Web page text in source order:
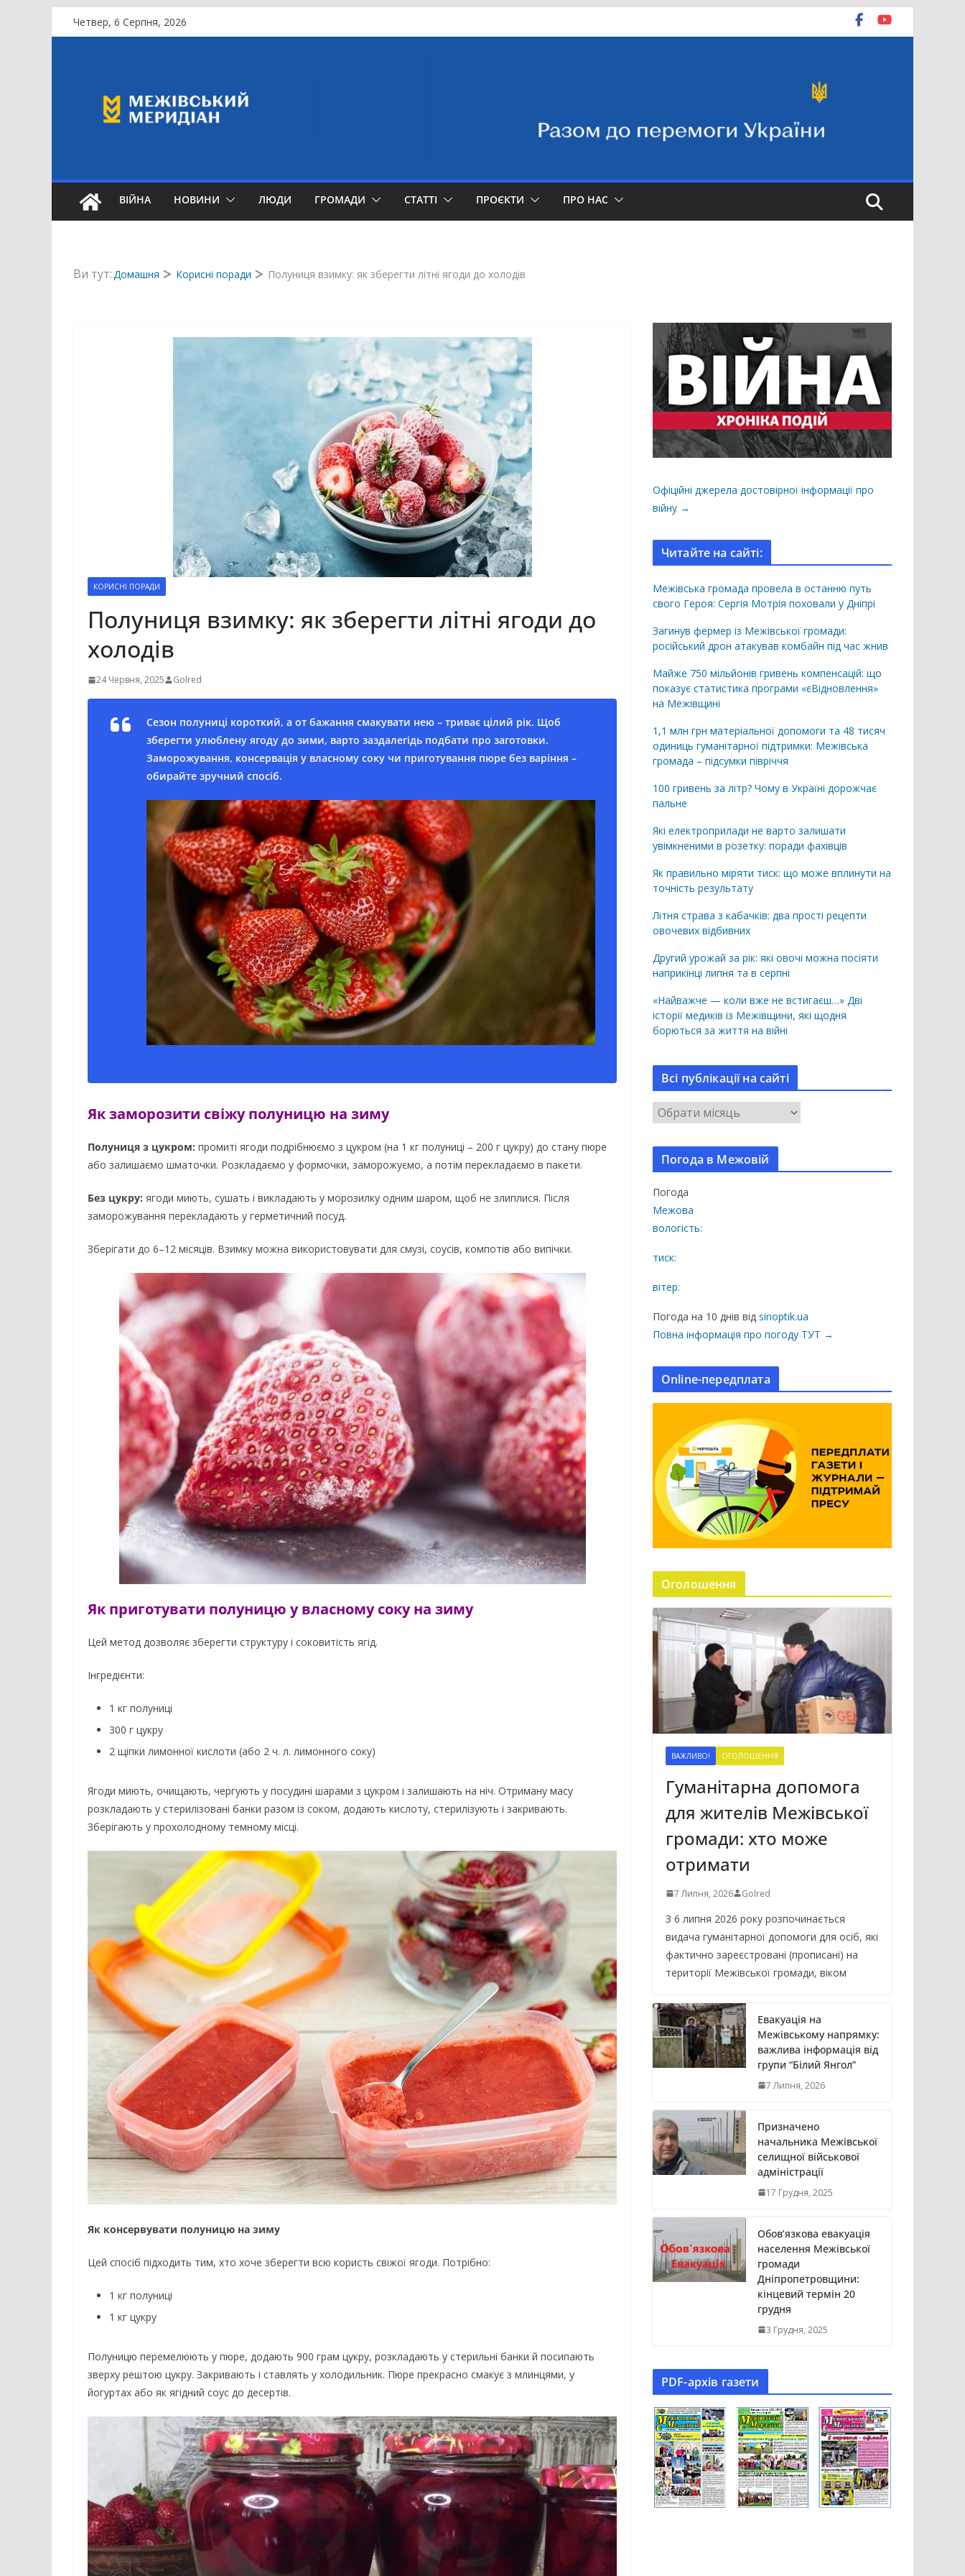
Перейти
до
Четвер, 6 Серпня, 2026
ВІЙНА НОВИНИ ЛЮДИ ГРОМАДИ СТАТТІ ПРОЄКТИ ПРО НАС
Ви тут:Домашня Корисні поради Полуниця взимку: як зберегти літні ягоди до холодів
КОРИСНІ ПОРАДИ
Полуниця взимку: як зберегти літні ягоди до
холодів
24 Червня, 2025 Golred
Сезон полуниці короткий, а от бажання смакувати нею – триває цілий рік. Щоб
зберегти улюблену ягоду до зими, варто заздалегідь подбати про заготовки.
Заморожування, консервація у власному соку чи приготування пюре без варіння –
обирайте зручний спосіб.
Як заморозити свіжу полуницю на зиму
Полуниця з цукром: промиті ягоди подрібнюємо з цукром (на 1 кг полуниці – 200 г цукру) до стану пюре
або залишаємо шматочки. Розкладаємо у формочки, заморожуємо, а потім перекладаємо в пакети.
Без цукру: ягоди миють, сушать і викладають у морозилку одним шаром, щоб не злиплися. Після
заморожування перекладають у герметичний посуд.
Зберігати до 6–12 місяців. Взимку можна використовувати для смузі, соусів, компотів або випічки.
Як приготувати полуницю у власному соку на зиму
Цей метод дозволяє зберегти структуру і соковитість ягід.
Інгредієнти:
1 кг полуниці
300 г цукру
2 щіпки лимонної кислоти (або 2 ч. л. лимонного соку)
Ягоди миють, очищають, чергують у посудині шарами з цукром і залишають на ніч. Отриману масу
розкладають у стерилізовані банки разом із соком, додають кислоту, стерилізують і закривають.
Зберігають у прохолодному темному місці.
Як консервувати полуницю на зиму
Цей спосіб підходить тим, хто хоче зберегти всю користь свіжої ягоди. Потрібно:
1 кг полуниці
1 кг цукру
Полуницю перемелюють у пюре, додають 900 грам цукру, розкладають у стерильні банки й посипають
зверху рештою цукру. Закривають і ставлять у холодильник. Пюре прекрасно смакує з млинцями, у
йогуртах або як ягідний соус до десертів.
Офіційні джерела достовірної інформації про
війну →
Читайте на сайті:
Межівська громада провела в останню путь
свого Героя: Сергія Мотрія поховали у Дніпрі
Загинув фермер із Межівської громади:
російський дрон атакував комбайн під час жнив
Майже 750 мільйонів гривень компенсацій: що
показує статистика програми «єВідновлення»
на Межівщині
1,1 млн грн матеріальної допомоги та 48 тисяч
одиниць гуманітарної підтримки: Межівська
громада – підсумки півріччя
100 гривень за літр? Чому в Україні дорожчає
пальне
Які електроприлади не варто залишати
увімкненими в розетку: поради фахівців
Як правильно міряти тиск: що може вплинути на
точність результату
Літня страва з кабачків: два прості рецепти
овочевих відбивних
Другий урожай за рік: які овочі можна посіяти
наприкінці липня та в серпні
«Найважче — коли вже не встигаєш…» Дві
історії медиків із Межівщини, які щодня
борються за життя на війні
Всі публікації на сайті
В
с
і
б
л
і
к
ц
Погода в Межовій
Погода
Межова
вологість:
тиск:
вітер:
Погода на 10 днів від sinoptik.ua
Повна інформація про погоду ТУТ →
Online-передплата
Оголошення
ВАЖЛИВО! ОГОЛОШЕННЯ
Гуманітарна допомога
для жителів Межівської
громади: хто може
отримати
7 Липня, 2026 Golred
З 6 липня 2026 року розпочинається
видача гуманітарної допомоги для осіб, які
фактично зареєстровані (прописані) на
території Межівської громади, віком
Евакуація на
Межівському напрямку:
важлива інформація від
групи “Білий Янгол”
7 Липня, 2026
Призначено
начальника Межівської
селищної військової
адміністрації
17 Грудня, 2025
Обов’язкова евакуація
населення Межівської
громади
Дніпропетровщини:
кінцевий термін 20
грудня
3 Грудня, 2025
PDF-aрхів газети